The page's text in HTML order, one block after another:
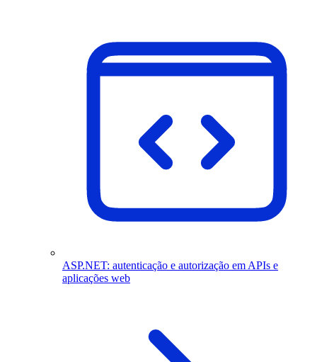
ASP.NET: autenticação e autorização em APIs e
aplicações web